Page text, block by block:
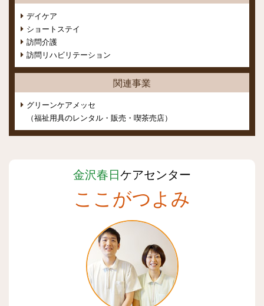
デイケア
ショートステイ
訪問介護
訪問リハビリテーション
関連事業
グリーンケアメッセ
（福祉用具のレンタル・販売・喫茶売店）
金沢春日ケアセンター
ここがつよみ